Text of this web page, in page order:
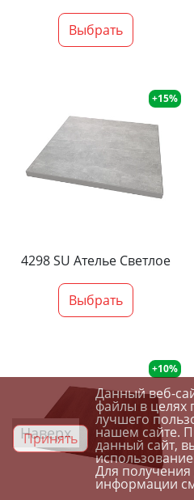
Выбрать
+15%
4298 SU Ателье Светлое
Выбрать
+10%
Наверх
Принять
Данный веб-
файлы в целях
лучшего
нашем сайте.
данный сайт,
Для
информации